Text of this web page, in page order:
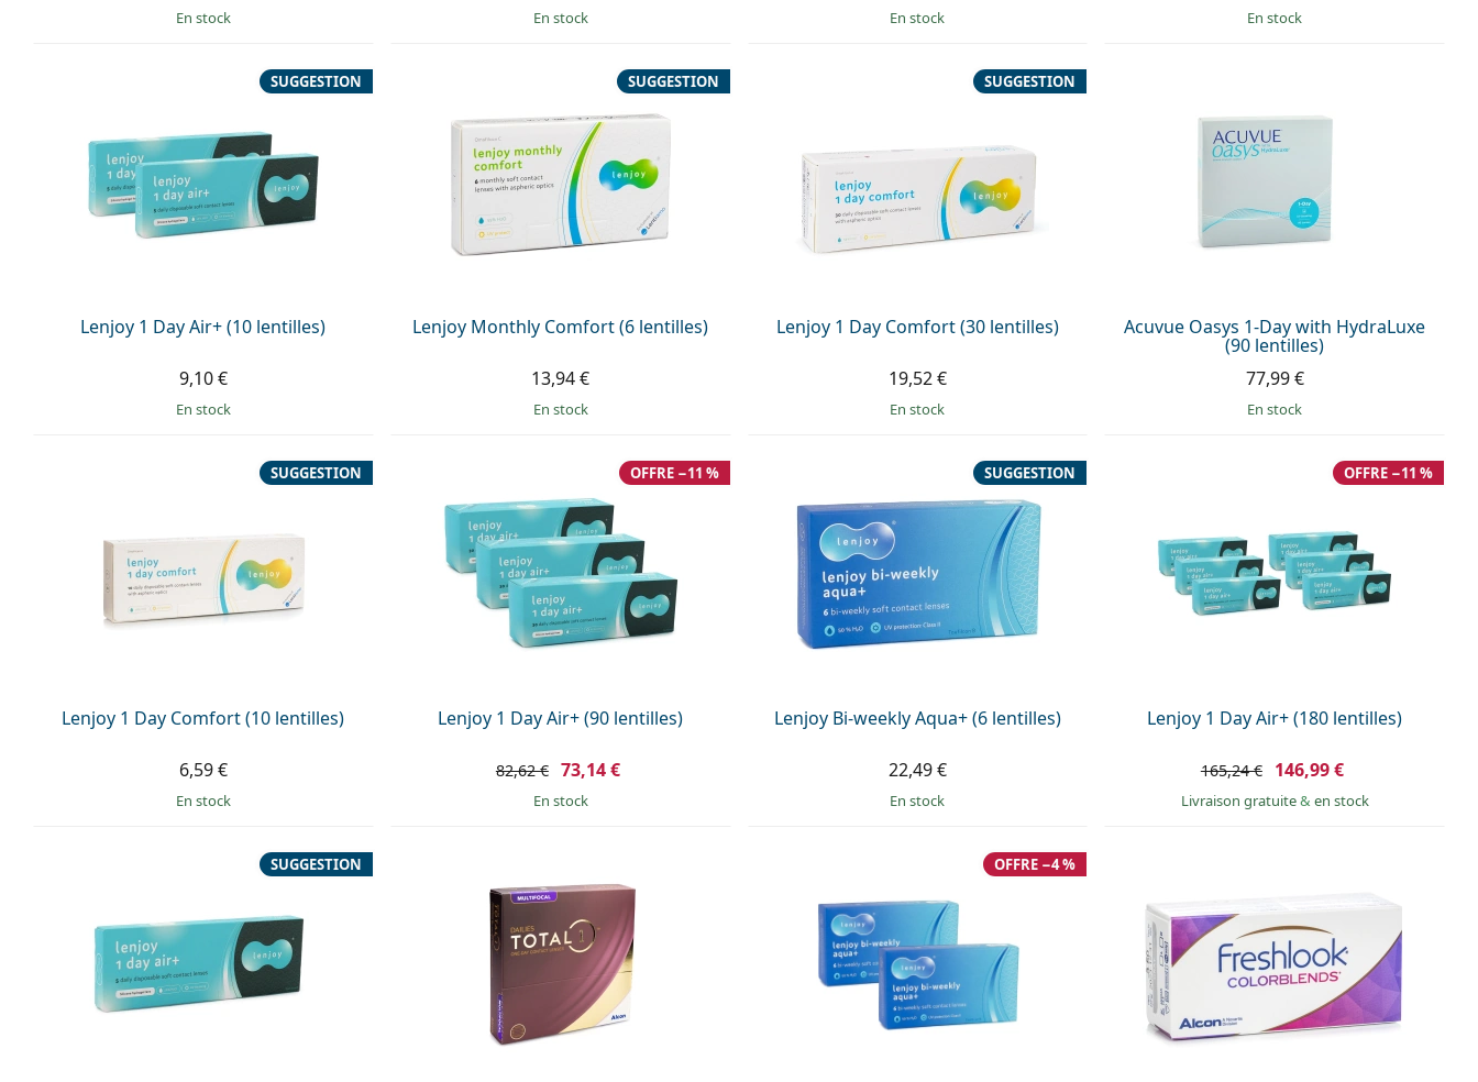
en stock en stock en stock en stock
Lenjoy 1 Day Air+ (10 lentilles)
SUGGESTION
9,10 €
en stock
Lenjoy Monthly Comfort (6 lentilles)
SUGGESTION
13,94 €
en stock
Lenjoy 1 Day Comfort (30 lentilles)
SUGGESTION
19,52 €
en stock
Acuvue Oasys 1-Day with HydraLuxe
(90 lentilles)
77,99 €
en stock
Lenjoy 1 Day Comfort (10 lentilles)
SUGGESTION
6,59 €
en stock
Lenjoy 1 Day Air+ (90 lentilles)
OFFRE −11 %
82,62 € 73,14 €
en stock
Lenjoy Bi-weekly Aqua+ (6 lentilles)
SUGGESTION
22,49 €
en stock
Lenjoy 1 Day Air+ (180 lentilles)
OFFRE −11 %
165,24 € 146,99 €
Livraison gratuite& en stock
SUGGESTION OFFRE −4 %